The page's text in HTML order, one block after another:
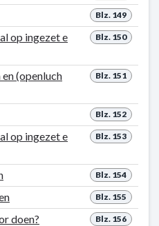
Blz. 149
Blz. 150
op ingezet e
Blz. 151
(openluch
Blz. 152
Blz. 153
op ingezet e
Blz. 154
Blz. 155
Blz. 156
doen?